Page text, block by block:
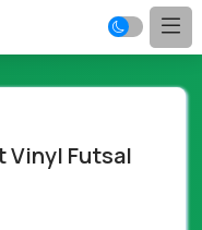
Vinyl Futsal